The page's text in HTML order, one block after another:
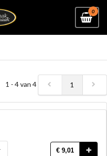
0
1 - 4 van 4 1
€ 9,01